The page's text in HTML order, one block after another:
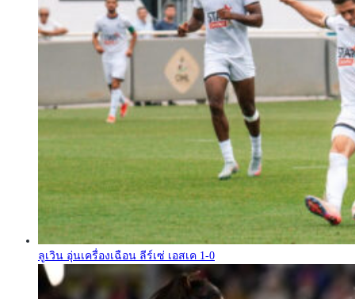
ลูเวิน อุ่นเครื่องเฉือน ลีร์เซ่ เอสเค 1-0